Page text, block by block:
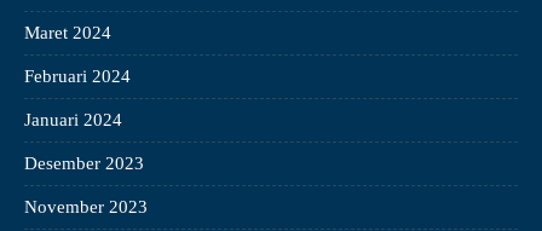
Maret 2024
Februari 2024
Januari 2024
Desember 2023
November 2023